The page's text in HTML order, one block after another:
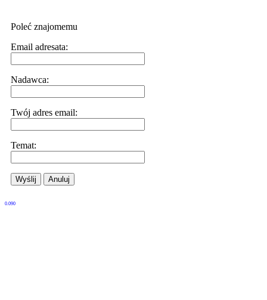
Poleć znajomemu
Email adresata:
Nadawca:
Twój adres email:
Temat:
Wyślij Anuluj
0.090